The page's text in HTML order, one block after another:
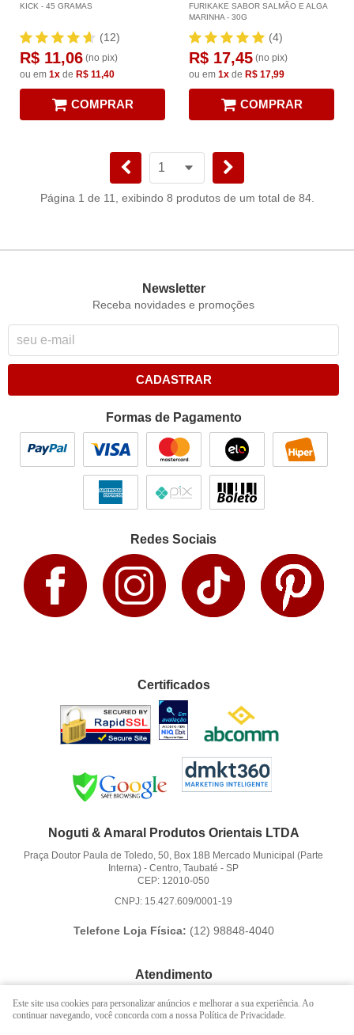
KICK - 45 GRAMAS
(12)
R$ 11,06 (no pix)
ou em 1x de R$ 11,40
COMPRAR
FURIKAKE SABOR SALMÃO E ALGA
MARINHA - 30G
(4)
R$ 17,45 (no pix)
ou em 1x de R$ 17,99
COMPRAR
Página 1 de 11, exibindo 8 produtos de um total de 84.
Newsletter
Receba novidades e promoções
CADASTRAR
Formas de Pagamento
Redes Sociais
Certificados
Noguti & Amaral Produtos Orientais LTDA
Praça Doutor Paula de Toledo, 50, Box 18B Mercado Municipal (Parte
Interna) -Centro, Taubaté -SP
CEP: 12010-050
CNPJ: 15.427.609/0001-19
Telefone Loja Física: (12) 98848-4040
Atendimento
(12) 3621-6262
(12)98848-4040
Este site usa cookies para personalizar anúncios e melhorar a sua experiência. Ao
continuar navegando, você concorda com a nossa Política de Privacidade.